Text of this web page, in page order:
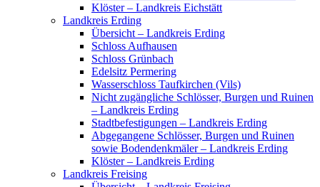
Klöster – Landkreis Eichstätt
Landkreis Erding
Übersicht – Landkreis Erding
Schloss Aufhausen
Schloss Grünbach
Edelsitz Permering
Wasserschloss Taufkirchen (Vils)
Nicht zugängliche Schlösser, Burgen und Ruinen
– Landkreis Erding
Stadtbefestigungen – Landkreis Erding
Abgegangene Schlösser, Burgen und Ruinen
sowie Bodendenkmäler – Landkreis Erding
Klöster – Landkreis Erding
Landkreis Freising